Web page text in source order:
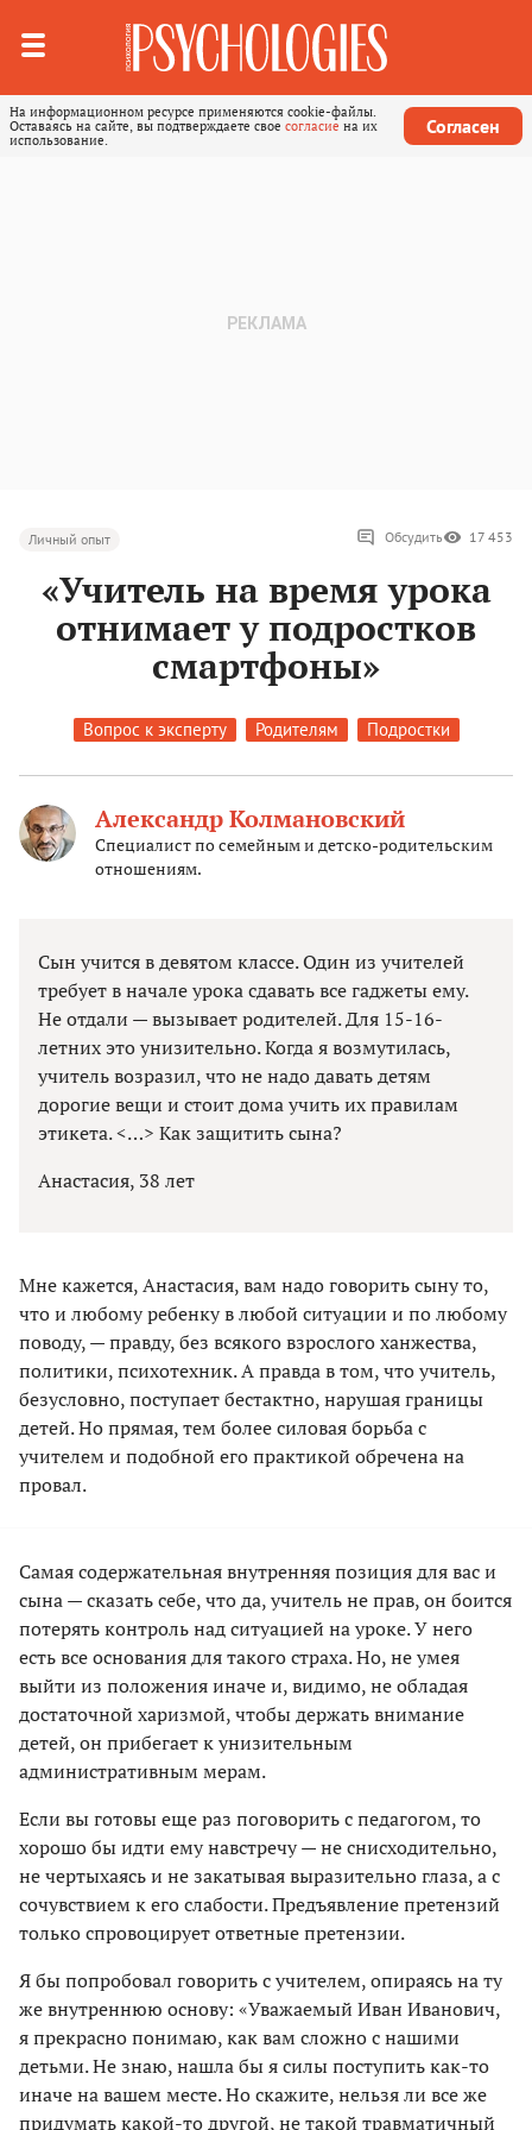
На информационном ресурсе применяются cookie-файлы.
Оставаясь на сайте, вы подтверждаете свое согласие на их
использование.
Согласен
Личный опыт Обсудить 17 453
«Учитель на время урока
отнимает у подростков
смартфоны»
Вопрос к эксперту Родителям Подростки
Александр Колмановский
Специалист по семейным и детско-родительским
отношениям.
Сын учится в девятом классе. Один из учителей
требует в начале урока сдавать все гаджеты ему.
Не отдали — вызывает родителей. Для 15-16-
летних это унизительно. Когда я возмутилась,
учитель возразил, что не надо давать детям
дорогие вещи и стоит дома учить их правилам
этикета. <…> Как защитить сына?
Анастасия, 38 лет
Мне кажется, Анастасия, вам надо говорить сыну то,
что и любому ребенку в любой ситуации и по любому
поводу, — правду, без всякого взрослого ханжества,
политики, психотехник. А правда в том, что учитель,
безусловно, поступает бестакт­но, нарушая границы
детей. Но прямая, тем более силовая борьба с
учителем и подобной его практикой обречена на
провал.
Самая содержательная внутренняя позиция для вас и
сына — сказать себе, что да, учитель не прав, он боится
потерять контроль над ситуацией на уроке. У него
есть все основания для такого страха. Но, не умея
выйти из положения иначе и, видимо, не обладая
достаточной харизмой, чтобы держать внимание
детей, он прибегает к унизительным
административным мерам.
Если вы готовы еще раз поговорить с педагогом, то
хорошо бы идти ему навстречу — не снисходительно,
не чертыхаясь и не закатывая выразительно глаза, а с
сочувствием к его слабости. Предъявление претензий
только спровоцирует ответные претензии.
Я бы попробовал говорить с учителем, опираясь на ту
же внутреннюю основу: «Уважаемый Иван Иванович,
я прекрасно понимаю, как вам сложно с нашими
детьми. Не знаю, нашла бы я силы поступить как-то
иначе на вашем месте. Но скажите, нельзя ли все же
придумать какой-то другой, не такой травматичный